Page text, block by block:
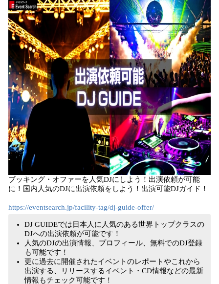
ブッキング・オファーを人気DJにしよう！出演依頼が可能
に！国内人気のDJに出演依頼をしよう！出演可能DJガイド！
https://eventsearch.jp/facility-tag/dj-guide-offer/
DJ GUIDEでは日本人に人気のある世界トップクラスの
DJへの出演依頼が可能です！
人気のDJの出演情報、プロフィール、無料でのDJ登録
も可能です！
更に過去に開催されたイベントのレポートやこれから
出演する、リリースするイベント・CD情報などの最新
情報もチェック可能です！